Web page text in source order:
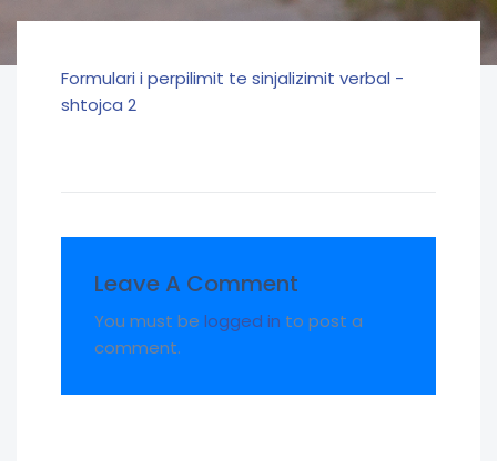
Formulari i perpilimit te sinjalizimit verbal -
shtojca 2
Leave A Comment
You must be logged in to post a
comment.